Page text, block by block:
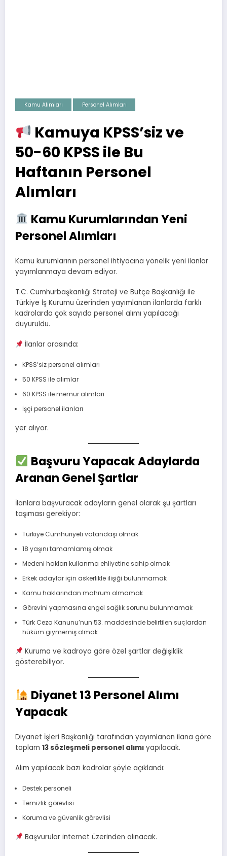
Kamu Alımları Personel Alımları
Kamuya KPSS’siz ve
50-60 KPSS ile Bu
Haftanın Personel
Alımları
Kamu Kurumlarından Yeni
Personel Alımları
Kamu kurumlarının personel ihtiyacına yönelik yeni ilanlar
yayımlanmaya devam ediyor.
T.C. Cumhurbaşkanlığı Strateji ve Bütçe Başkanlığı ile
Türkiye İş Kurumu üzerinden yayımlanan ilanlarda farklı
kadrolarda çok sayıda personel alımı yapılacağı
duyuruldu.
İlanlar arasında:
KPSS’siz personel alımları
50 KPSS ile alımlar
60 KPSS ile memur alımları
İşçi personel ilanları
yer alıyor.
Başvuru Yapacak Adaylarda
Aranan Genel Şartlar
İlanlara başvuracak adayların genel olarak şu şartları
taşıması gerekiyor:
Türkiye Cumhuriyeti vatandaşı olmak
18 yaşını tamamlamış olmak
Medeni hakları kullanma ehliyetine sahip olmak
Erkek adaylar için askerlikle ilişiği bulunmamak
Kamu haklarından mahrum olmamak
Görevini yapmasına engel sağlık sorunu bulunmamak
Türk Ceza Kanunu’nun 53. maddesinde belirtilen suçlardan
hüküm giymemiş olmak
Kuruma ve kadroya göre özel şartlar değişiklik
gösterebiliyor.
Diyanet 13 Personel Alımı
Yapacak
Diyanet İşleri Başkanlığı tarafından yayımlanan ilana göre
toplam 13 sözleşmeli personel alımı yapılacak.
Alım yapılacak bazı kadrolar şöyle açıklandı:
Destek personeli
Temizlik görevlisi
Koruma ve güvenlik görevlisi
Başvurular internet üzerinden alınacak.